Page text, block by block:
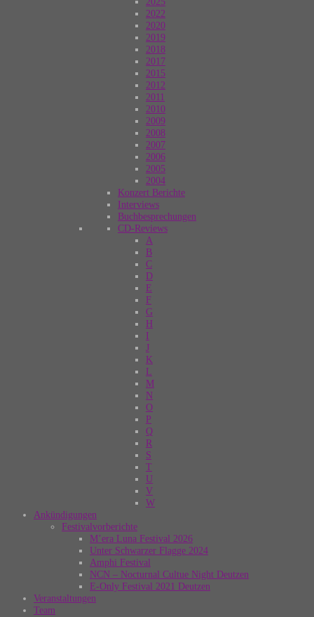
2022
2020
2019
2018
2017
2015
2012
2011
2010
2009
2008
2007
2006
2005
2004
Konzert Berichte
Interviews
Buchbesprechungen
CD-Reviews
A
B
C
D
E
F
G
H
I
J
K
L
M
N
O
P
Q
R
S
T
U
V
W
Ankündigungen
Festivalvorberichte
M’era Luna Festival 2026
Unter Schwarzer Flagge 2024
Amphi Festival
NCN – Nocturnal Cultue Night Deutzen
E-Only Festival 2021 Deutzen
Veranstaltungen
Team